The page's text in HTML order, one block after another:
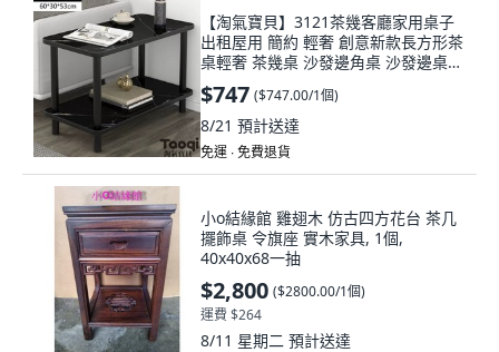
【淘氣寶貝】3121茶幾客廳家用桌子
出租屋用 簡約 輕奢 創意新款長方形茶
桌輕奢 茶幾桌 沙發邊角桌 沙發邊桌
桌子茶幾, 黑紋理, 1個
$747 ($747.00/1個)
8/21 預計送達
免運 ∙ 免費退貨
小o結緣館 雞翅木 仿古四方花台 茶几
擺飾桌 令旗座 實木家具, 1個,
40x40x68一抽
$2,800 ($2800.00/1個)
運費 $264
8/11 星期二 預計送達